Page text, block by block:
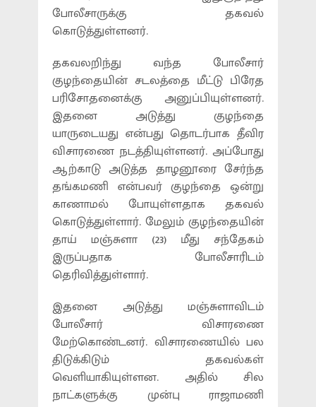
போலீசாருக்கு தகவல்
கொடுத்துள்ளனர்.
தகவலறிந்து வந்த போலீசார்
குழந்தையின் சடலத்தை மீட்டு பிரேத
பரிசோதனைக்கு அனுப்பியுள்ளனர்.
இதனை அடுத்து குழந்தை
யாருடையது என்பது தொடர்பாக தீவிர
விசாரணை நடத்தியுள்ளனர். அப்போது
ஆற்காடு அடுத்த தாழனூரை சேர்ந்த
தங்கமணி என்பவர் குழந்தை ஒன்று
காணாமல் போயுள்ளதாக தகவல்
கொடுத்துள்ளார். மேலும் குழந்தையின்
தாய் மஞ்சுளா (23) மீது சந்தேகம்
இருப்பதாக போலீசாரிடம்
தெரிவித்துள்ளார்.
இதனை அடுத்து மஞ்சுளாவிடம்
போலீசார் விசாரணை
மேற்கொண்டனர். விசாரணையில் பல
திடுக்கிடும் தகவல்கள்
வெளியாகியுள்ளன. அதில் சில
நாட்களுக்கு முன்பு ராஜாமணி